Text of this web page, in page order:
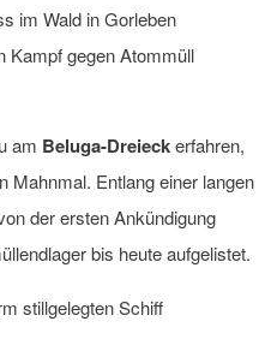
Kampf gegen Atommüll
am Beluga-Dreieckerfahren,
Mahnmal. Entlang einer langen
der ersten Ankündigung
bis heute aufgelistet.